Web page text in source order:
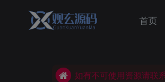
首页
如有不可使用资源请联